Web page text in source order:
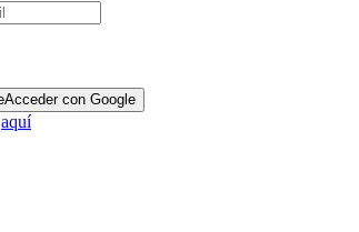
Acceder con Google
aquí